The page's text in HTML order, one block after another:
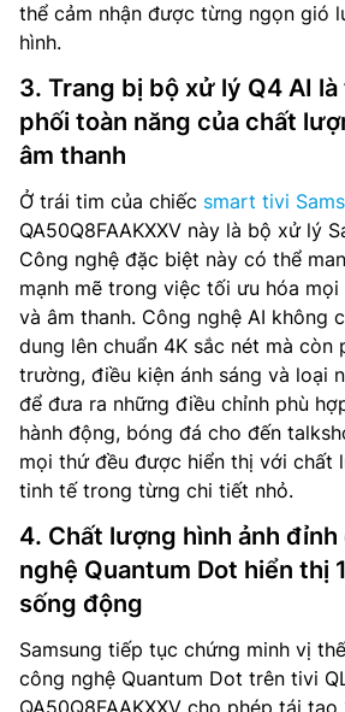
thể cảm nhận được từng ngọn gió
hình.
3. Trang bị bộ xử lý Q4 AI
phối toàn năng của chất
âm thanh
Ở trái tim của chiếc smart tivi
QA50Q8FAAKXXV này là bộ xử lý
Công nghệ đặc biệt này có thể
mạnh mẽ trong việc tối ưu hóa mọi
và âm thanh. Công nghệ AI không
dung lên chuẩn 4K sắc nét mà còn
trường, điều kiện ánh sáng và loại
để đưa ra những điều chỉnh phù
hành động, bóng đá cho đến
mọi thứ đều được hiển thị với chất
tinh tế trong từng chi tiết nhỏ.
4. Chất lượng hình ảnh
nghệ Quantum Dot hiển thị
sống động
Samsung tiếp tục chứng minh vị
công nghệ Quantum Dot trên tivi